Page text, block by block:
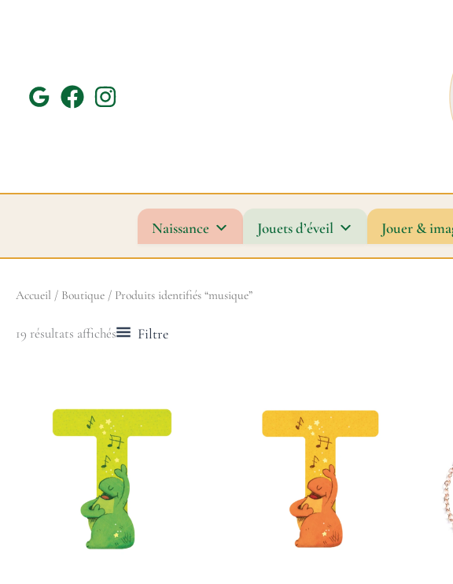
Naissance Jouets d’éveil Jouer &
Accueil / Boutique / Produits identifiés “musique”
19 résultats affichés Filtre